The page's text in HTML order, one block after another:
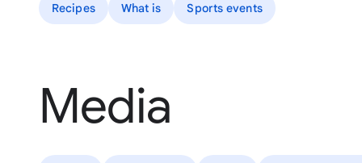
Recipes What is Sports events
Media